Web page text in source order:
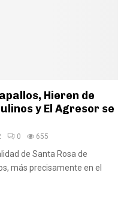
Hieren de
y El Agresor se
0 655
de Santa Rosa de
más precisamente en el